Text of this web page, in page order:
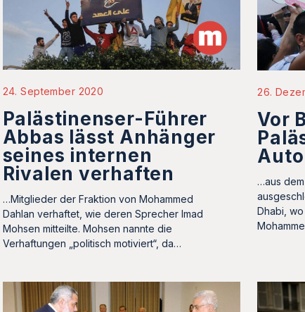
24. September 2020
Palästinenser-Führer
Abbas lässt Anhänger
seines internen
Rivalen verhaften
…Mitglieder der Fraktion von Mohammed
Dahlan verhaftet, wie deren Sprecher Imad
Mohsen mitteilte. Mohsen nannte die
Verhaftungen „politisch motiviert“, da…
26.
Vor
…aus
Dhabi,